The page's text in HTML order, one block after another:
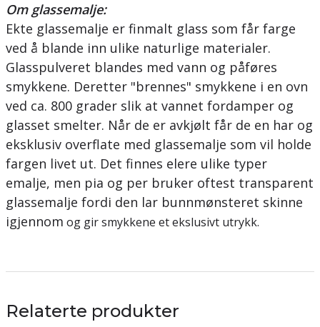
Om glassemalje:
Ekte glassemalje er finmalt glass som får farge
ved å blande inn ulike naturlige materialer.
Glasspulveret blandes med vann og påføres
smykkene. Deretter "brennes" smykkene i en ovn
ved ca. 800 grader slik at vannet fordamper og
glasset smelter. Når de er avkjølt får de en har og
eksklusiv overflate med glassemalje som vil holde
fargen livet ut. Det finnes elere ulike typer
emalje, men pia og per bruker oftest transparent
glassemalje fordi den lar bunnmønsteret skinne
igjennom og gir smykkene et ekslusivt utrykk.
Relaterte produkter